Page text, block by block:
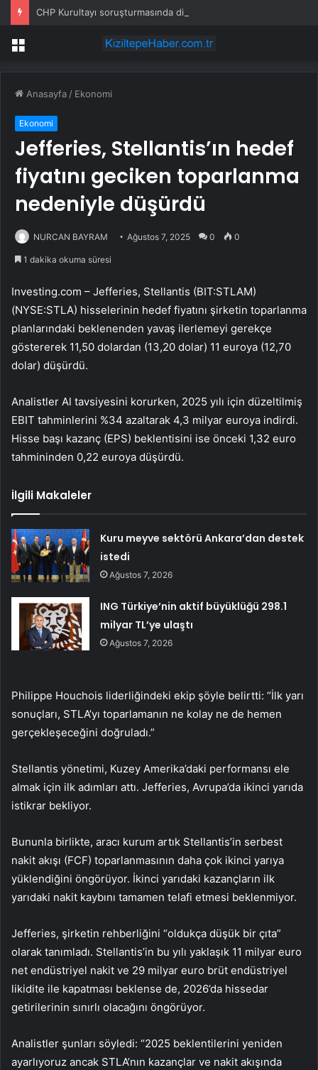
Menü
Anasayfa / Ekonomi
Ekonomi
Jefferies, Stellantis’ın hedef
fiyatını geciken toparlanma
nedeniyle düşürdü
NURCAN BAYRAM Ağustos 7, 2025 0 0
1 dakika okuma süresi
Investing.com – Jefferies, Stellantis (BIT:STLAM)
(NYSE:STLA) hisselerinin hedef fiyatını şirketin toparlanma
planlarındaki beklenenden yavaş ilerlemeyi gerekçe
göstererek 11,50 dolardan (13,20 dolar) 11 euroya (12,70
dolar) düşürdü.
Analistler Al tavsiyesini korurken, 2025 yılı için düzeltilmiş
EBIT tahminlerini %34 azaltarak 4,3 milyar euroya indirdi.
Hisse başı kazanç (EPS) beklentisini ise önceki 1,32 euro
tahmininden 0,22 euroya düşürdü.
İlgili Makaleler
Kuru meyve sektörü Ankara’dan destek
istedi
Ağustos 7, 2026
ING Türkiye’nin aktif büyüklüğü 298.1
milyar TL’ye ulaştı
Ağustos 7, 2026
Philippe Houchois liderliğindeki ekip şöyle belirtti: “İlk yarı
sonuçları, STLA’yı toparlamanın ne kolay ne de hemen
gerçekleşeceğini doğruladı.”
Stellantis yönetimi, Kuzey Amerika’daki performansı ele
almak için ilk adımları attı. Jefferies, Avrupa’da ikinci yarıda
istikrar bekliyor.
Bununla birlikte, aracı kurum artık Stellantis’in serbest
nakit akışı (FCF) toparlanmasının daha çok ikinci yarıya
yüklendiğini öngörüyor. İkinci yarıdaki kazançların ilk
yarıdaki nakit kaybını tamamen telafi etmesi beklenmiyor.
Jefferies, şirketin rehberliğini “oldukça düşük bir çıta”
olarak tanımladı. Stellantis’in bu yılı yaklaşık 11 milyar euro
net endüstriyel nakit ve 29 milyar euro brüt endüstriyel
likidite ile kapatması beklense de, 2026’da hissedar
getirilerinin sınırlı olacağını öngörüyor.
Analistler şunları söyledi: “2025 beklentilerini yeniden
ayarlıyoruz ancak STLA’nın kazançlar ve nakit akışında